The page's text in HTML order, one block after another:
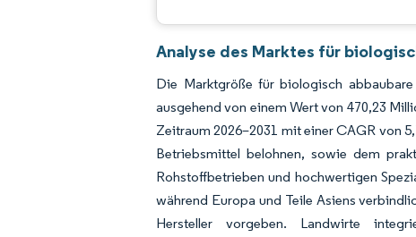
Analyse des Marktes für
Die Marktgröße für biologisch
ausgehend von einem Wert von 470,23
Zeitraum 2026–2031 mit einer CAGR von
Betriebsmittel belohnen, sowie dem
Rohstoffbetrieben und hochwertigen
während Europa und Teile Asiens
Hersteller vorgeben. Landwirte